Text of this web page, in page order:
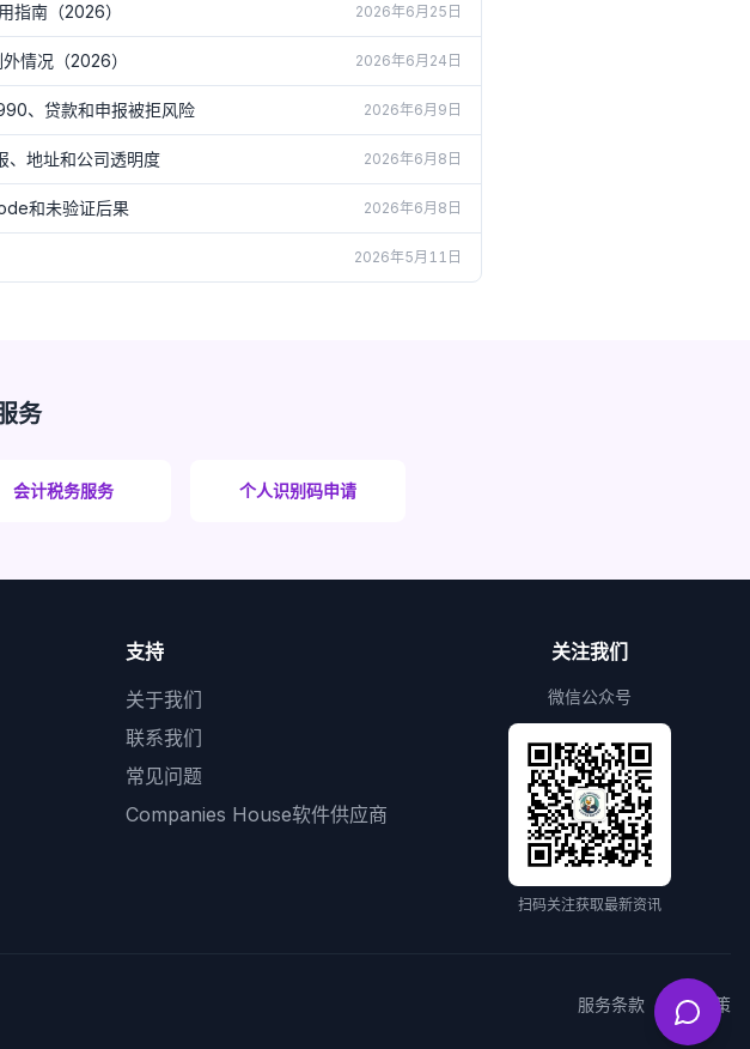
指南（2026） 2026年6月25日
情况（2026） 2026年6月24日
、贷款和申报被拒风险 2026年6月9日
、地址和公司透明度 2026年6月8日
和未验证后果 2026年6月8日
2026年5月11日
务
会计税务服务 个人识别码申请
支持
关于我们
联系我们
常见问题
Companies House软件供应商
关注我们
微信公众号
扫码关注获取最新资讯
服务条款 隐私政策